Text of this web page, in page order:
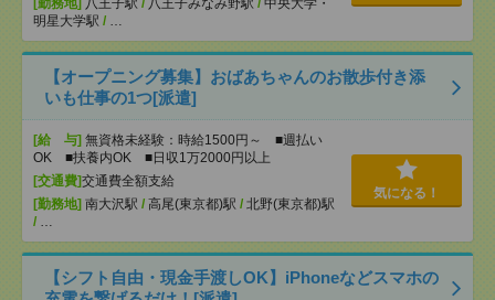
[勤務地] 八王子駅 / 八王子みなみ野駅 / 中央大学・
明星大学駅 / …
【オープニング募集】おばあちゃんのお散歩付き添
いも仕事の1つ[派遣]
[給 与] 無資格未経験：時給1500円～ ■週払い
OK ■扶養内OK ■日収1万2000円以上
[交通費]交通費全額支給
[勤務地] 南大沢駅 / 高尾(東京都)駅 / 北野(東京都)駅
/ …
気になる！
【シフト自由・現金手渡しOK】iPhoneなどスマホの